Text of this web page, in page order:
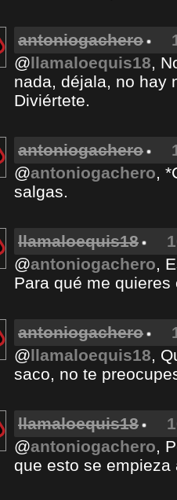
antoniogachero
@llamaloequis18,
nada, déjala, no hay
Diviértete.
antoniogachero
@antoniogachero,
salgas.
llamaloequis18
@antoniogachero,
Para qué me quieres
antoniogachero
@llamaloequis18,
saco, no te
llamaloequis18
@antoniogachero,
que esto se empieza